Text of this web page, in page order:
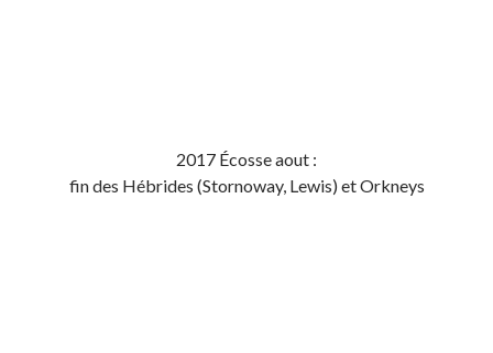
2017 Écosse aout :
fin des Hébrides (Stornoway, Lewis) et Orkneys